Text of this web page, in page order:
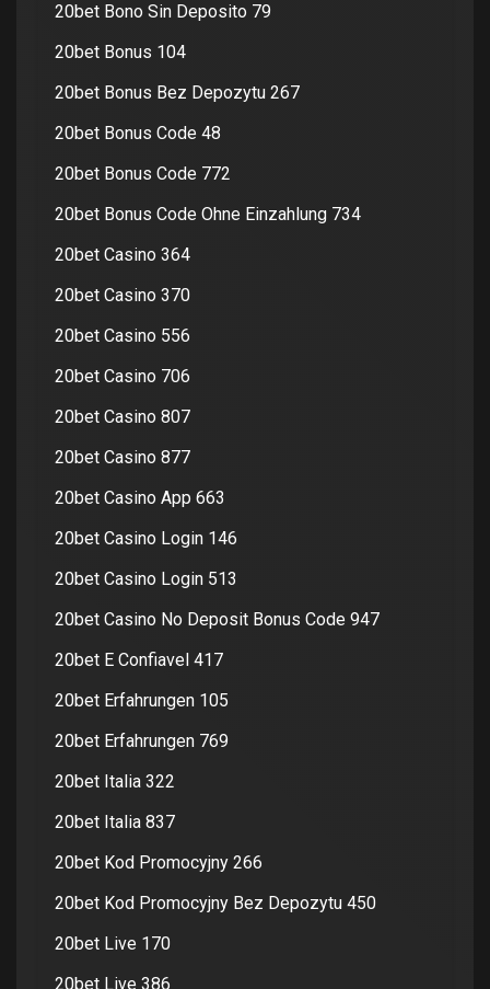
20bet Bono Sin Deposito 79
20bet Bonus 104
20bet Bonus Bez Depozytu 267
20bet Bonus Code 48
20bet Bonus Code 772
20bet Bonus Code Ohne Einzahlung 734
20bet Casino 364
20bet Casino 370
20bet Casino 556
20bet Casino 706
20bet Casino 807
20bet Casino 877
20bet Casino App 663
20bet Casino Login 146
20bet Casino Login 513
20bet Casino No Deposit Bonus Code 947
20bet E Confiavel 417
20bet Erfahrungen 105
20bet Erfahrungen 769
20bet Italia 322
20bet Italia 837
20bet Kod Promocyjny 266
20bet Kod Promocyjny Bez Depozytu 450
20bet Live 170
20bet Live 386